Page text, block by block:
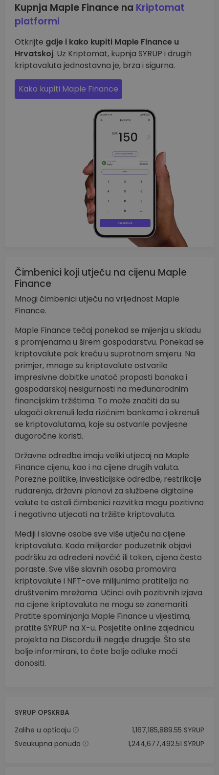
Kupnja Maple Finance na Kriptomat
platformi
Otkrijte gdje i kako kupiti Maple Finance u
Hrvatskoj. Uz Kriptomat, kupnja SYRUP i drugih
kriptovaluta jednostavna je, brza i sigurna.
Kako kupiti Maple Finance
Čimbenici koji utječu na cijenu Maple
Finance
Mnogi čimbenici utječu na vrijednost Maple
Finance.
Maple Finance tečaj ponekad se mijenja u skladu
s promjenama u širem gospodarstvu. Ponekad se
kriptovalute pak kreću u suprotnom smjeru. Na
primjer, mnoge su kriptovalute ostvarile
impresivne dobitke unatoč propasti banaka i
gospodarskoj nesigurnosti na međunarodnim
financijskim tržištima. To može značiti da su
ulagači okrenuli leđa rizičnim bankama i okrenuli
se kriptovalutama, koje su ostvarile povijesne
dugoročne koristi.
Državne odredbe imaju veliki utjecaj na Maple
Finance cijenu, kao i na cijene drugih valuta.
Porezne politike, investicijske odredbe, restrikcije
rudarenja, državni planovi za službene digitalne
valute te ostali čimbenici razvitka mogu pozitivno
i negativno utjecati na tržište kriptovaluta.
Mediji i slavne osobe sve više utječu na cijene
kriptovaluta. Kada milijarder poduzetnik objavi
podršku za određeni novčić ili token, cijena često
poraste. Sve više slavnih osoba promovira
kriptovalute i NFT-ove milijunima pratitelja na
društvenim mrežama. Učinci ovih pozitivnih izjava
na cijene kriptovaluta ne mogu se zanemariti.
Pratite spominjanja Maple Finance u vijestima,
pratite SYRUP na X-u. Posjetite online zajednicu
projekta na Discordu ili negdje drugdje. Što ste
bolje informirani, to ćete bolje odluke moći
donositi.
SYRUP OPSKRBA
Zalihe u opticaju
1,167,185,889.55 SYRUP
Sveukupna ponuda
1,244,677,492.51 SYRUP